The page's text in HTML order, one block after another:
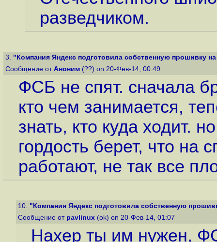
разведчиком.
3. "Компания Яндекс подготовила собственную прошивку
Сообщение от Аноним (??) on 20-Фев-14, 00:49
ФСБ не спят. сначала
кто чем занимается,
знать, кто куда ходит.
гордость берет, что
работают, не так все
10. "Компания Яндекс подготовила собственную
Сообщение от pavlinux (ok) on 20-Фев-14, 01:07
Нахер ты им нужен,